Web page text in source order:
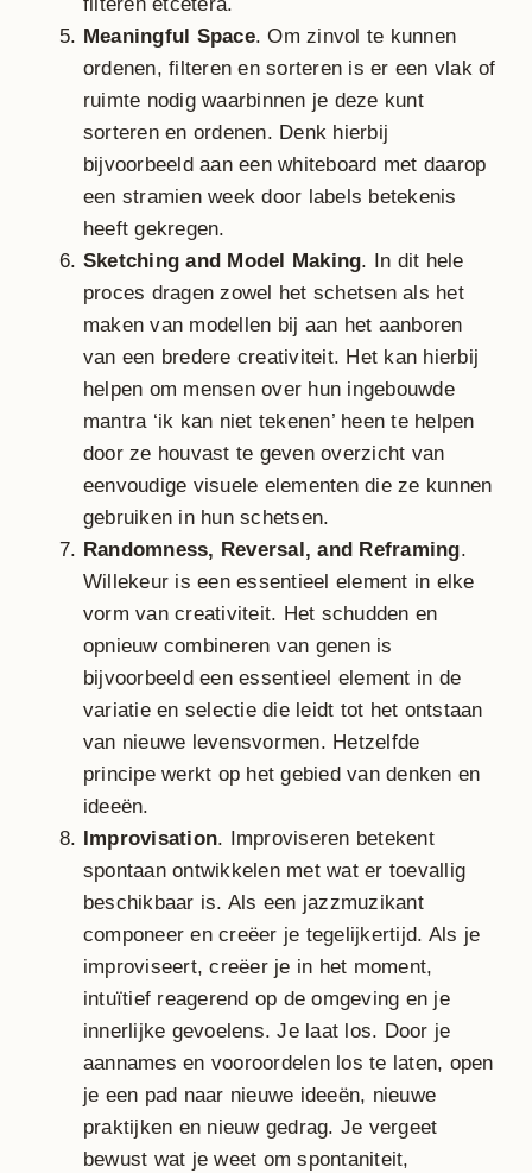
Meaningful Space. Om zinvol te kunnen
ordenen, filteren en sorteren is er een vlak of
ruimte nodig waarbinnen je deze kunt
sorteren en ordenen. Denk hierbij
bijvoorbeeld aan een whiteboard met daarop
een stramien week door labels betekenis
heeft gekregen.
Sketching and Model Making. In dit hele
proces dragen zowel het schetsen als het
maken van modellen bij aan het aanboren
van een bredere creativiteit. Het kan hierbij
helpen om mensen over hun ingebouwde
mantra ‘ik kan niet tekenen’ heen te helpen
door ze houvast te geven overzicht van
eenvoudige visuele elementen die ze kunnen
gebruiken in hun schetsen.
Randomness, Reversal, and Reframing.
Willekeur is een essentieel element in elke
vorm van creativiteit. Het schudden en
opnieuw combineren van genen is
bijvoorbeeld een essentieel element in de
variatie en selectie die leidt tot het ontstaan
van nieuwe levensvormen. Hetzelfde
principe werkt op het gebied van denken en
ideeën.
Improvisation. Improviseren betekent
spontaan ontwikkelen met wat er toevallig
beschikbaar is. Als een jazzmuzikant
componeer en creëer je tegelijkertijd. Als je
improviseert, creëer je in het moment,
intuïtief reagerend op de omgeving en je
innerlijke gevoelens. Je laat los. Door je
aannames en vooroordelen los te laten, open
je een pad naar nieuwe ideeën, nieuwe
praktijken en nieuw gedrag. Je vergeet
bewust wat je weet om spontaniteit,